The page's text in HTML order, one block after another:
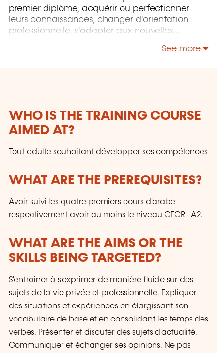
premier diplôme, acquérir ou perfectionner
leurs connaissances, changer d'orientation
professionnelle, s'adapter aux nouvelles
See more
WHO IS THE TRAINING COURSE
AIMED AT?
Tout adulte souhaitant développer ses compétences
WHAT ARE THE PREREQUISITES?
Avoir suivi les quatre premiers cours d'arabe
respectivement avoir au moins le niveau CECRL A2.
WHAT ARE THE AIMS OR THE
SKILLS BEING TARGETED?
S'entraîner à s'exprimer de manière fluide sur des
sujets de la vie privée et professionnelle. Expliquer
des situations et expériences en élargissant son
vocabulaire de base et en consolidant les temps des
verbes. Présenter et discuter des sujets d'actualité.
Communiquer et échanger ses opinions. Ne pas